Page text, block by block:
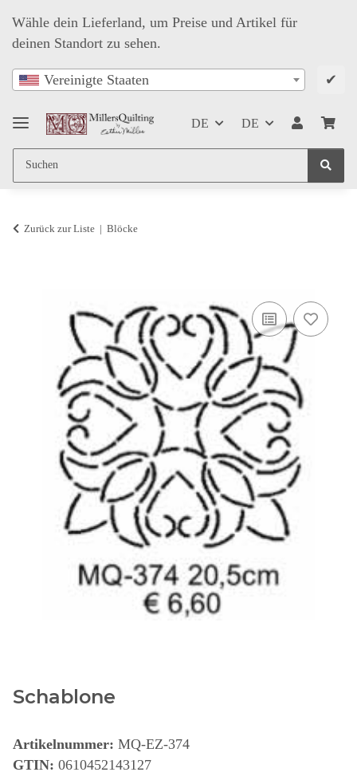
Wähle dein Lieferland, um Preise und Artikel für
deinen Standort zu sehen.
Vereinigte Staaten ✔
DE DE
Zurück zur Liste Blöcke
Schablone
Artikelnummer: MQ-EZ-374
GTIN: 0610452143127